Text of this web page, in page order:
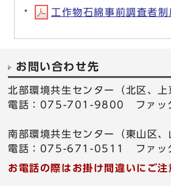
工作物石綿事前調査者
お問い合わせ先
北部環境共生センター（北区、
電話：075-701-9800 ファッ
南部環境共生センター（東山区
電話：075-671-0511 ファッ
お電話の際はお掛け間違いにご注